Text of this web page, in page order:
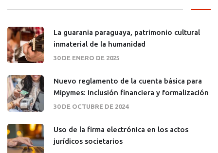
La guarania paraguaya, patrimonio cultural
inmaterial de la humanidad
30 DE ENERO DE 2025
Nuevo reglamento de la cuenta básica para
Mipymes: Inclusión financiera y formalización
30 DE OCTUBRE DE 2024
Uso de la firma electrónica en los actos
jurídicos societarios